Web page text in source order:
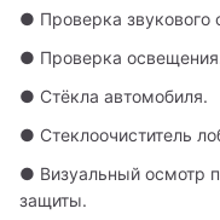
● Проверка звукового
● Проверка
● Стёкла автомобиля.
● Стеклоочиститель
● Визуальный осмотр
защиты.